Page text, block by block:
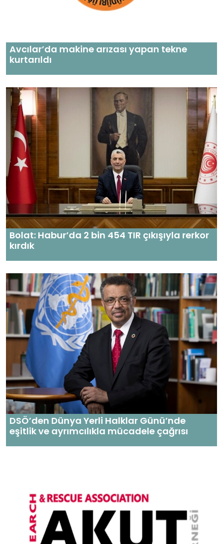
Avcılar’da makine arızası yapan tekne
kurtarıldı
Bolat: Habur’da 2 bin 454 TIR çıkışıyla rerkor
kırdık
DSÖ’den Dünya Yerli Halklar Günü’nde
eşitlik ve ayrımcılıkla mücadele çağrısı